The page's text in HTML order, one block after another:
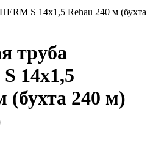
S 14х1,5 Rehau 240 м (бухта
труба
14х1,5
(бухта 240 м)